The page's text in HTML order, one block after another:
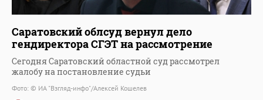
Саратовский облсуд вернул дело
гендиректора СГЭТ на рассмотрение
Сегодня Саратовский областной суд рассмотрел
жалобу на постановление судьи
Фото: © ИА "Взгляд-инфо"/Алексей Кошелев